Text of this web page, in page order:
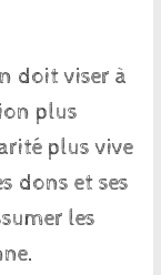
doit viser à
plus
plus vive
dons et ses
les